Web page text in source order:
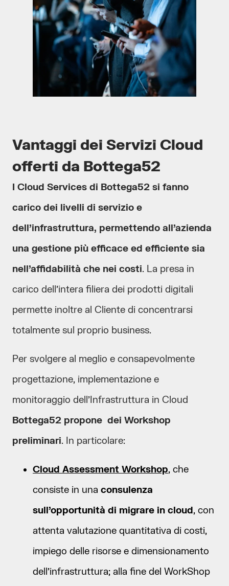
Vantaggi dei Servizi Cloud
offerti da Bottega52
I Cloud Services di Bottega52 si fanno
carico dei livelli di servizio e
dell’infrastruttura, permettendo all’azienda
una gestione più efficace ed efficiente sia
nell’affidabilità che nei costi. La presa in
carico dell’intera filiera dei prodotti digitali
permette inoltre al Cliente di concentrarsi
totalmente sul proprio business.
Per svolgere al meglio e consapevolmente
progettazione, implementazione e
monitoraggio dell’Infrastruttura in Cloud
Bottega52 propone dei Workshop
preliminari. In particolare:
Cloud Assessment Workshop, che
consiste in una consulenza
sull’opportunità di migrare in cloud, con
attenta valutazione quantitativa di costi,
impiego delle risorse e dimensionamento
dell’infrastruttura; alla fine del WorkShop